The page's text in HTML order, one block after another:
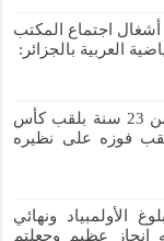
أشغال اجتماع المكتب
العربية بالجزائر:
توج المنتخب الوطني لأقل من 23 سنة بلقب كأس
عقب فوزه على نظيره
الأولمبياد ونهائي
سنة’.. إنه إنجاز عظيم وجعلتم